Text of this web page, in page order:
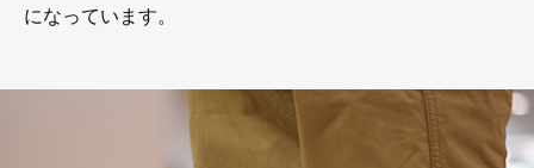
になっています。